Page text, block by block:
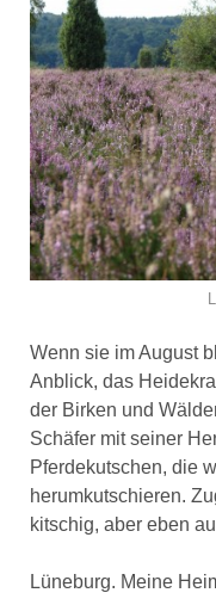
Wenn sie im August
Anblick, das
der Birken und
Schäfer mit seiner
Pferdekutschen, die
herumkutschieren.
kitschig, aber eben
Lüneburg. Meine